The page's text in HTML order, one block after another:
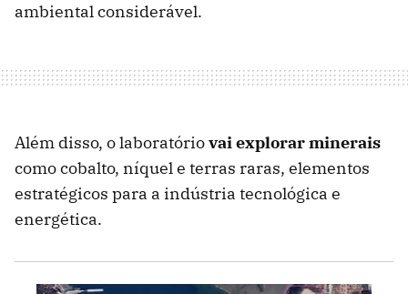
ambiental considerável.
Além disso, o laboratóriovai explorar minerais
como cobalto, níquel e terras raras, elementos
estratégicos para a indústria tecnológica e
energética.